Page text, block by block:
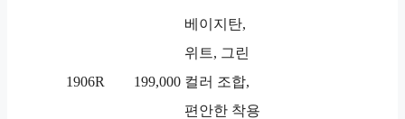
1906R 199,000
베이지탄,
위트, 그린
컬러 조합,
편안한 착용